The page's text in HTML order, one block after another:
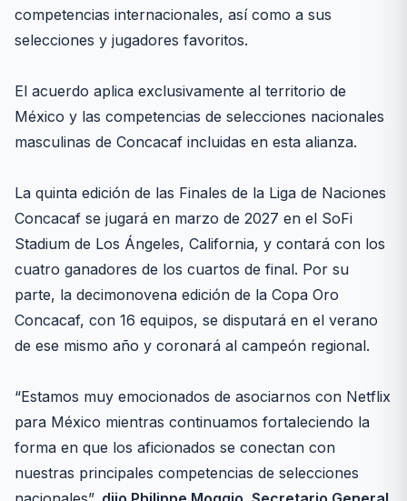
competencias internacionales, así como a sus
selecciones y jugadores favoritos.
El acuerdo aplica exclusivamente al territorio de
México y las competencias de selecciones nacionales
masculinas de Concacaf incluidas en esta alianza.
La quinta edición de las Finales de la Liga de Naciones
Concacaf se jugará en marzo de 2027 en el SoFi
Stadium de Los Ángeles, California, y contará con los
cuatro ganadores de los cuartos de final. Por su
parte, la decimonovena edición de la Copa Oro
Concacaf, con 16 equipos, se disputará en el verano
de ese mismo año y coronará al campeón regional.
“Estamos muy emocionados de asociarnos con Netflix
para México mientras continuamos fortaleciendo la
forma en que los aficionados se conectan con
nuestras principales competencias de selecciones